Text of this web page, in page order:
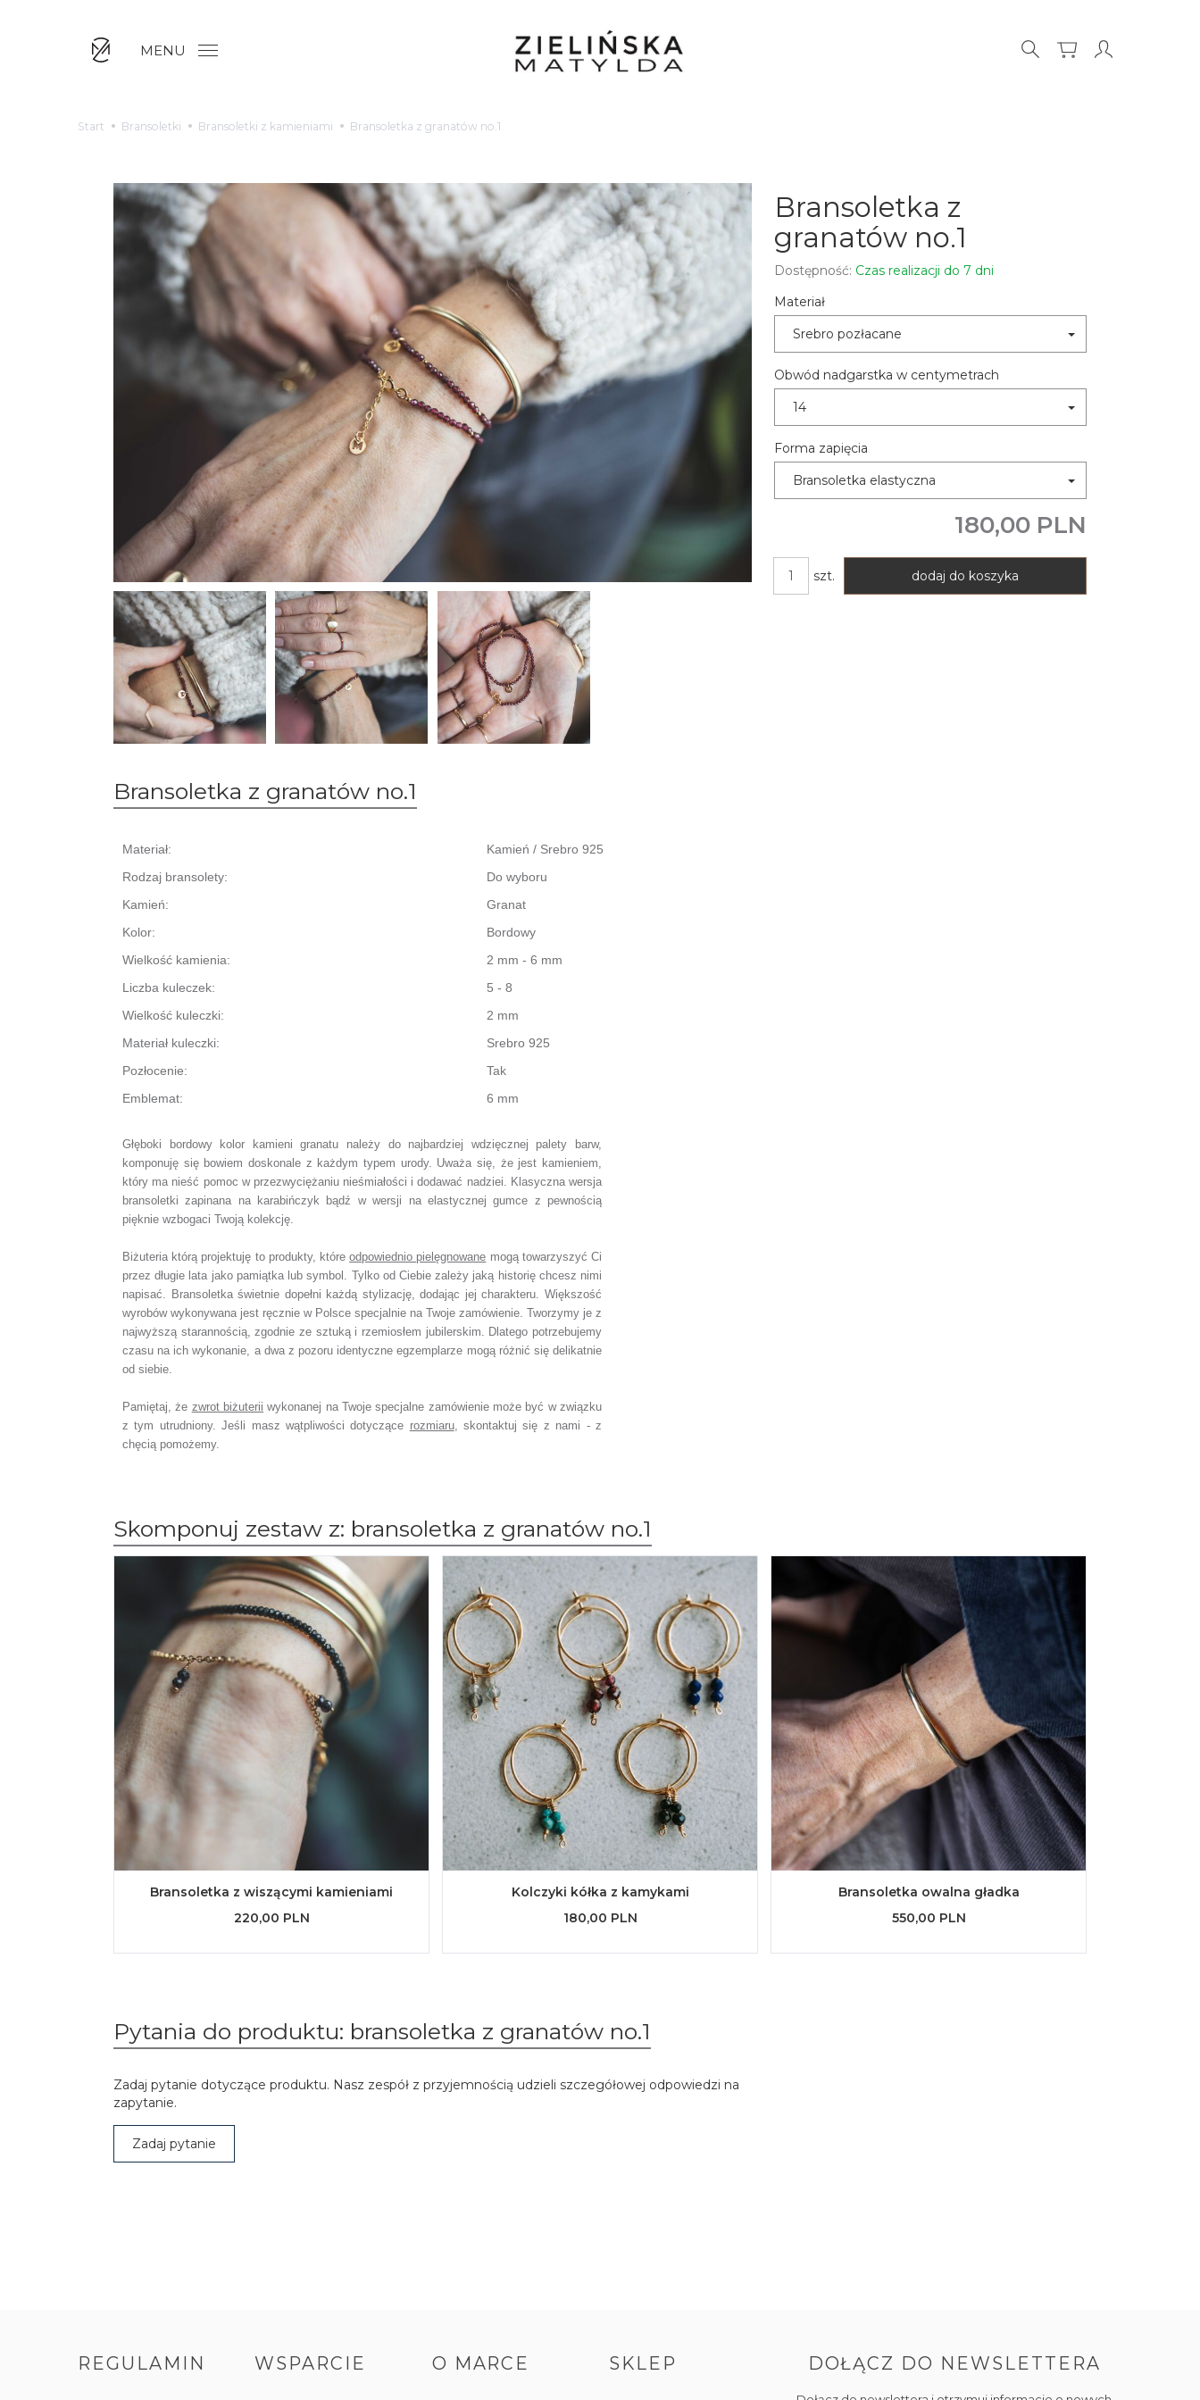
MENU
Start Bransoletki Bransoletki z kamieniami Bransoletka z granatów no.1
Bransoletka z
granatów no.1
Dostępność: Czas realizacji do 7 dni
Materiał
Srebro pozłacane
Obwód nadgarstka w centymetrach
14
Forma zapięcia
Bransoletka elastyczna
180,00 PLN
szt. dodaj do koszyka
Bransoletka z granatów no.1
Materiał:
Kamień / Srebro 925
Rodzaj bransolety:
Do wyboru
Kamień:
Granat
Kolor:
Bordowy
Wielkość kamienia:
2 mm - 6 mm
Liczba kuleczek:
5 - 8
Wielkość kuleczki:
2 mm
Materiał kuleczki:
Srebro 925
Pozłocenie:
Tak
Emblemat:
6 mm
Głęboki bordowy kolor kamieni granatu należy do najbardziej wdzięcznej palety barw,
komponuję się bowiem doskonale z każdym typem urody. Uważa się, że jest kamieniem,
który ma nieść pomoc w przezwyciężaniu nieśmiałości i dodawać nadziei. Klasyczna wersja
bransoletki zapinana na karabińczyk bądź w wersji na elastycznej gumce z pewnością
pięknie wzbogaci Twoją kolekcję.
Biżuteria którą projektuję to produkty, któreodpowiednio pielęgnowane mogą towarzyszyć Ci
przez długie lata jako pamiątka lub symbol. Tylko od Ciebie zależy jaką historię chcesz nimi
napisać. Bransoletka świetnie dopełni każdą stylizację, dodając jej charakteru.Większość
wyrobów wykonywana jest ręcznie w Polsce specjalnie na Twoje zamówienie. Tworzymy je z
najwyższą starannością, zgodnie ze sztuką i rzemiosłem jubilerskim. Dlatego potrzebujemy
czasu na ich wykonanie, a dwa z pozoru identyczne egzemplarze mogą różnić się delikatnie
od siebie.
Pamiętaj, że zwrot biżuterii wykonanej na Twoje specjalne zamówienie może być w związku
z tym utrudniony. Jeśli masz wątpliwości dotyczące rozmiaru,skontaktuj się z nami - z
chęcią pomożemy.
Skomponuj zestaw z: bransoletka z granatów no.1
Bransoletka z wiszącymi kamieniami
220,00 PLN
Kolczyki kółka z kamykami
180,00 PLN
Bransoletka owalna gładka
550,00 PLN
Pytania do produktu: bransoletka z granatów no.1
Zadaj pytanie dotyczące produktu. Nasz zespół z przyjemnością udzieli szczegółowej odpowiedzi na
zapytanie.
Zadaj pytanie
REGULAMIN WSPARCIE O MARCE SKLEP DOŁĄCZ DO NEWSLETTERA